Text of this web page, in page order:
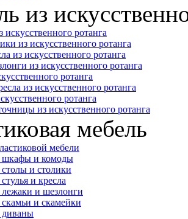
из
ротанга
из искусственного ротанга
из искусственного ротанга
из искусственного ротанга
ротанга
из искусственного ротанга
ротанга
из искусственного ротанга
мебель
мебели
шкафы и комоды
и столики
и кресла
и шезлонги
и скамейки
диваны